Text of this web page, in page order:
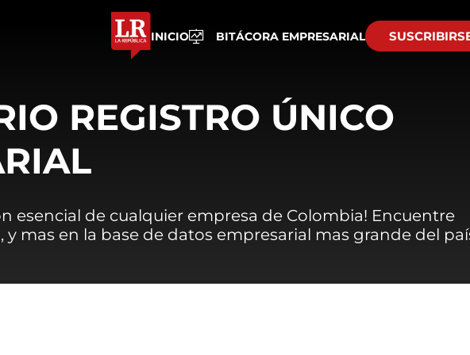
INICIO BITÁCORA EMPRESARIAL
REGISTRO ÚNICO
esencial de cualquier empresa de Colombia! Encuentre
y mas en la base de datos empresarial mas grande del